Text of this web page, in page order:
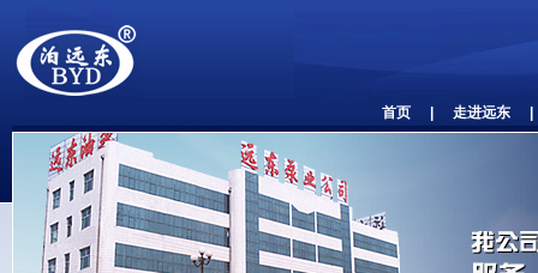
首页 走进远东